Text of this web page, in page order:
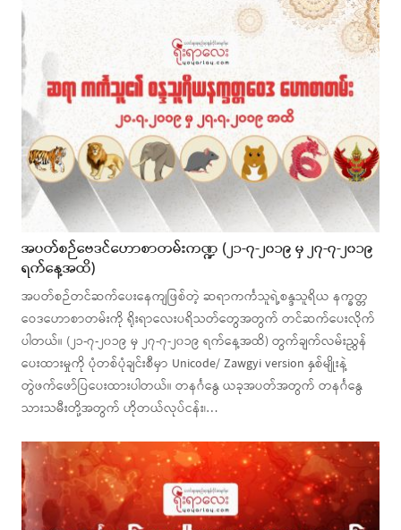
အပတ်စဉ်ဗေဒင်ဟောစာတမ်းကဏ္ဍ (၂၁-၇-၂၀၁၉ မှ ၂၇-၇-၂၀၁၉
ရက်နေ့အထိ)
အပတ်စဉ်တင်ဆက်ပေးနေကျဖြစ်တဲ့ ဆရာကင်္ကသူရဲ့စန္ဒသူရိယ နက္ခတ္တ
ဝေဒဟောစာတမ်းကို ရိုးရာလေးပရိသတ်တွေအတွက် တင်ဆက်ပေးလိုက်
ပါတယ်။ (၂၁-၇-၂၀၁၉ မှ ၂၇-၇-၂၀၁၉ ရက်နေ့အထိ) တွက်ချက်လမ်းညွှန်
ပေးထားမှုကို ပုံတစ်ပုံချင်းစီမှာ Unicode/ Zawgyi version နှစ်မျိုးနဲ့
တွဲဖက်ဖော်ပြပေးထားပါတယ်။ တနင်္ဂနွေ ယခုအပတ်အတွက် တနင်္ဂနွေ
သားသမီးတို့အတွက် ဟိုတယ်လုပ်ငန်း၊…